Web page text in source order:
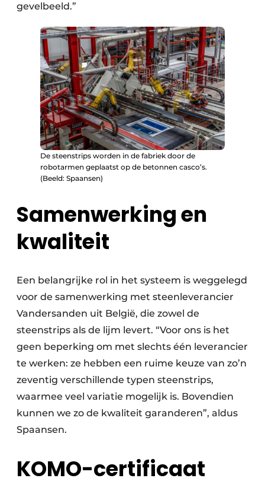
gevelbeeld.”
De steenstrips worden in de fabriek door de
robotarmen geplaatst op de betonnen casco’s.
(Beeld: Spaansen)
Samenwerking en
kwaliteit
Een belangrijke rol in het systeem is weggelegd
voor de samenwerking met steenleverancier
Vandersanden uit België, die zowel de
steenstrips als de lijm levert. “Voor ons is het
geen beperking om met slechts één leverancier
te werken: ze hebben een ruime keuze van zo’n
zeventig verschillende typen steenstrips,
waarmee veel variatie mogelijk is. Bovendien
kunnen we zo de kwaliteit garanderen”, aldus
Spaansen.
KOMO-certificaat